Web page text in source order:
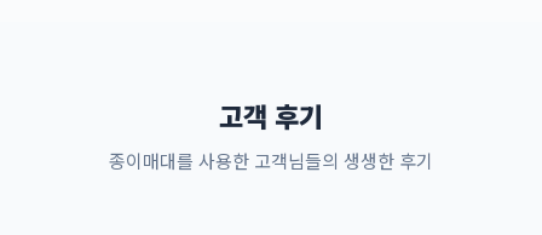
고객 후기
종이매대를 사용한 고객님들의 생생한 후기